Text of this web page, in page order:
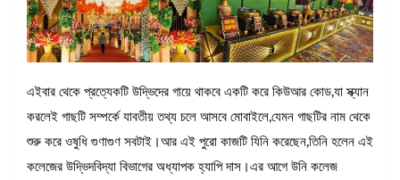
এইবার থেকে প্রত্যেকটি উদ্ভিদের গায়ে থাকবে একটি করে কিউআর কোড,যা স্ক্যান
করলেই গাছটি সম্পর্কে যাবতীয় তথ্য চলে আসবে মোবাইলে,যেমন গাছটির নাম থেকে
শুরু করে ওষুধি গুণাগুণ সবটাই।আর এই পুরো কাজটি যিনি করেছেন,তিনি হলেন এই
কলেজের উদ্ভিদবিদ্যা বিভাগের অধ্যাপক হ্যাপি দাস।এর আগে উনি কলেজ